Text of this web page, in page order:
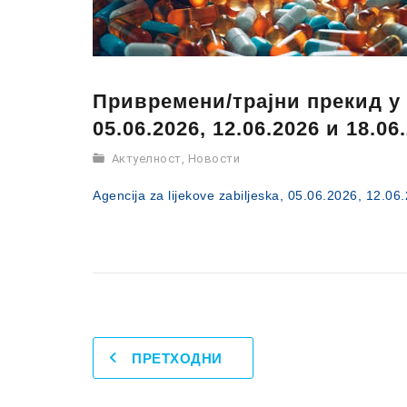
Привремени/трајни прекид
05.06.2026, 12.06.2026 и
Актуелност, Новости
Agencija za lijekove zabiljeska, 05.06.2026,
ПРЕТХОДНИ